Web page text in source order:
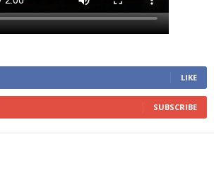
LIKE
SUBSCRIBE